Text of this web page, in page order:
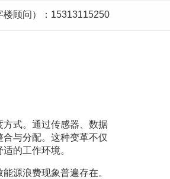
楼顾问）：15313115250
式。通过传感器、数据
与分配。这种变革不仅
的工作环境。
源浪费现象普遍存在。